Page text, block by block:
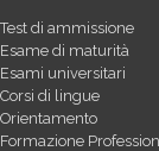
Test di ammissione
Esame di maturità
Esami universitari
Corsi di lingue
Orientamento
Formazione